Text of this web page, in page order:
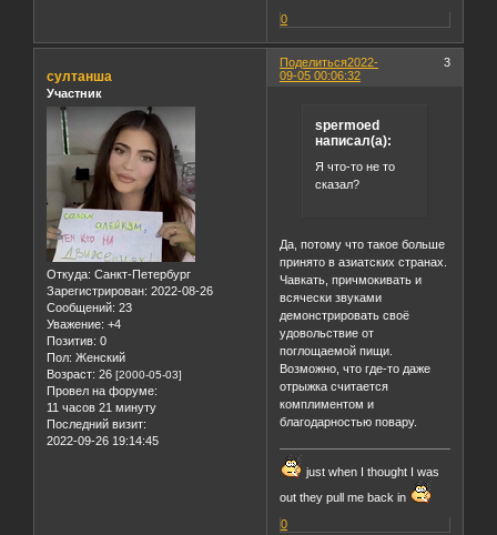
0
Поделиться 3
2022-
09-05 00:06:32
султанша
Участник
Откуда: Санкт-Петербург
Зарегистрирован: 2022-08-26
Сообщений: 23
Уважение: +4
Позитив: 0
Пол: Женский
Возраст: 26 [2000-05-03]
Провел на форуме:
11 часов 21 минуту
Последний визит:
2022-09-26 19:14:45
spermoed
написал(а):
Я что-то не то
сказал?
Да, потому что такое больше
принято в азиатских странах.
Чавкать, причмокивать и
всячески звуками
демонстрировать своё
удовольствие от
поглощаемой пищи.
Возможно, что где-то даже
отрыжка считается
комплиментом и
благодарностью повару.
just when I thought I was
out they pull me back in
0